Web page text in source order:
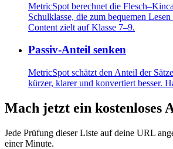
MetricSpot berechnet die
Schulklasse, die zum bequemen
Content zielt auf Klasse 7–9.
Passiv-Anteil senken
MetricSpot schätzt den Anteil der
kürzer, klarer und konvertiert besser.
Mach jetzt ein kostenloses
Jede Prüfung dieser Liste auf deine URL
einer Minute.